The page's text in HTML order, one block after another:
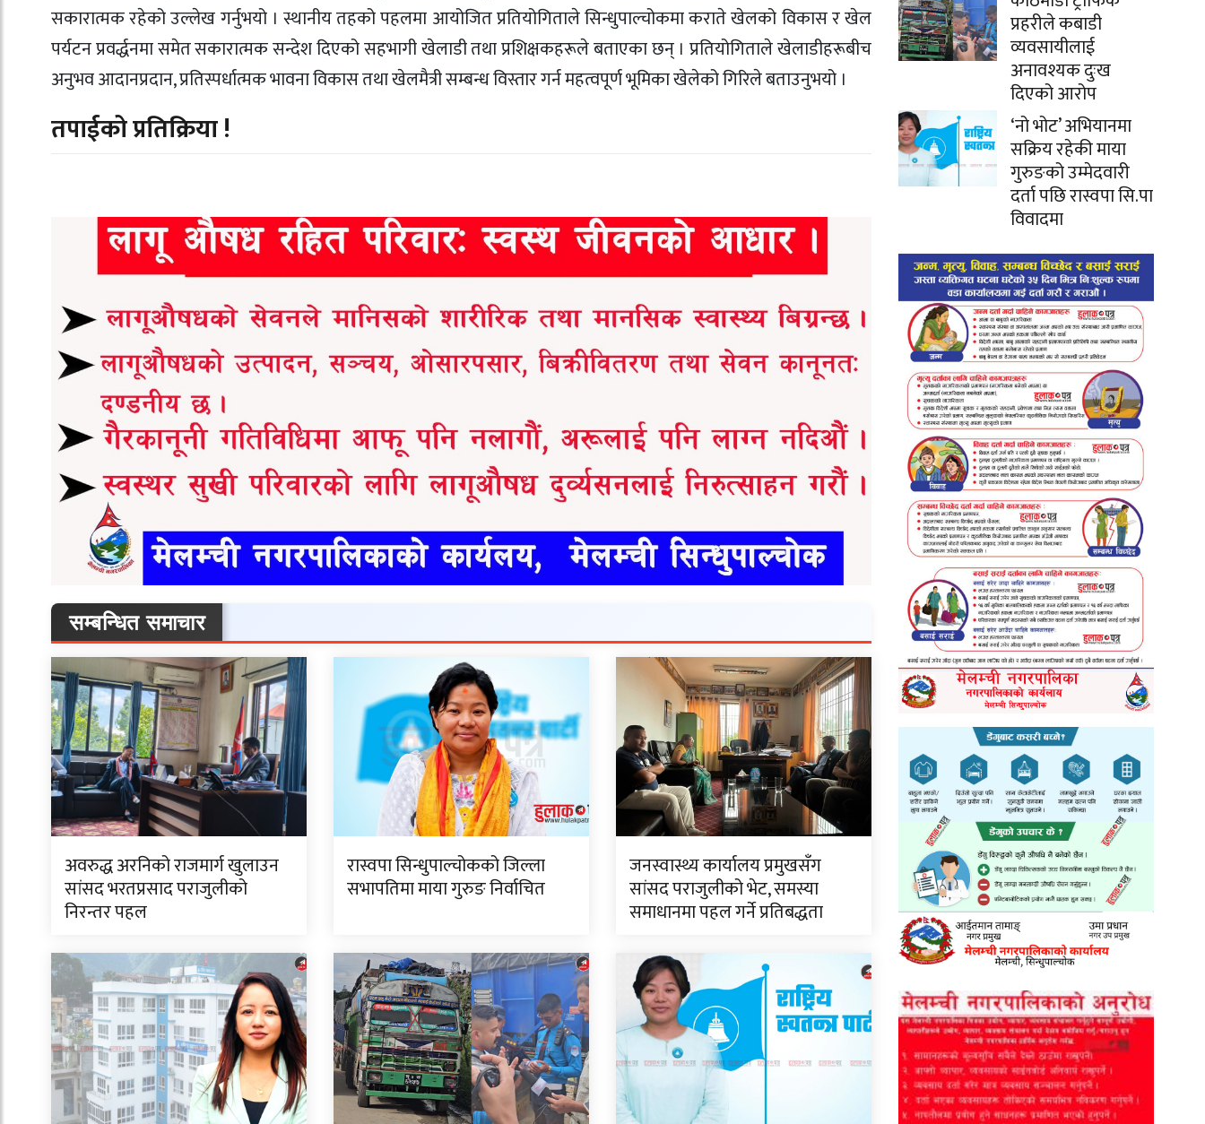
सकारात्मक रहेको उल्लेख गर्नुभयो । स्थानीय तहको पहलमा आयोजित प्रतियोगिताले सिन्धुपाल्चोकमा कराते खेलको विकास र खेल
पर्यटन प्रवर्द्धनमा समेत सकारात्मक सन्देश दिएको सहभागी खेलाडी तथा प्रशिक्षकहरूले बताएका छन् । प्रतियोगिताले खेलाडीहरूबीच
अनुभव आदानप्रदान, प्रतिस्पर्धात्मक भावना विकास तथा खेलमैत्री सम्बन्ध विस्तार गर्न महत्वपूर्ण भूमिका खेलेको गिरिले बताउनुभयो ।
तपाईको प्रतिक्रिया !
सम्बन्धित समाचार
अवरुद्ध अरनिको राजमार्ग खुलाउन
सांसद भरतप्रसाद पराजुलीको
निरन्तर पहल
रास्वपा सिन्धुपाल्चोकको जिल्ला
सभापतिमा माया गुरुङ निर्वाचित
जनस्वास्थ्य कार्यालय प्रमुखसँग
सांसद पराजुलीको भेट, समस्या
समाधानमा पहल गर्ने प्रतिबद्धता
प्रहरीले कबाडी
व्यवसायीलाई
अनावश्यक दुःख
दिएको आरोप
‘नो भोट’ अभियानमा
सक्रिय रहेकी माया
गुरुङको उम्मेदवारी
दर्ता पछि रास्वपा सि.पा
विवादमा